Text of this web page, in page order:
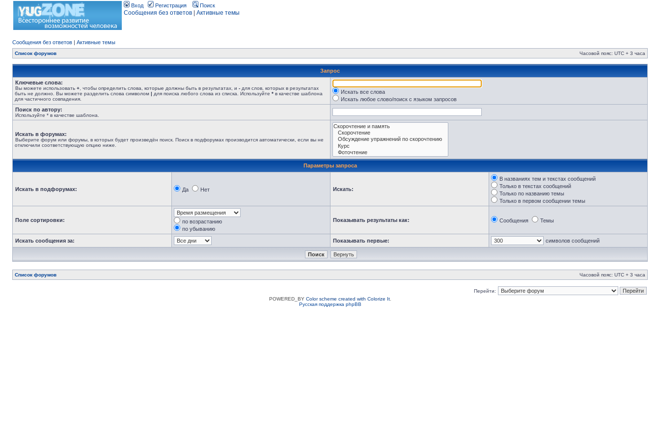
Вход Регистрация Поиск
Сообщения без ответов Активные темы
Сообщения без ответов | Активные темы
Список форумов Часовой пояс: UTC + 3 часа
Запрос
Ключевые слова:
Вы можете использовать + , чтобы определить слова, которые должны быть в результатах, и - для слов, которых в результатах
быть не должно. Вы можете разделить слова символом | для поиска любого слова из списка. Используйте * в качестве шаблона
для частичного совпадения.
Искать все слова
Искать любое слово/поиск с языком запросов
Поиск по автору:
Используйте * в качестве шаблона.
Искать в форумах:
Выберите форум или форумы, в которых будет произведён поиск. Поиск в подфорумах производится автоматически, если вы не
отключили соответствующую опцию ниже.
Параметры запроса
Искать в подфорумах: Да Нет Искать:
В названиях тем и текстах сообщений
Только в текстах сообщений
Только по названию темы
Только в первом сообщении темы
Поле сортировки:
по возрастанию
по убыванию
Показывать результаты как: Сообщения Темы
Искать сообщения за: Показывать первые: символов сообщений
Список форумов Часовой пояс: UTC + 3 часа
Перейти:
POWERED_BY Color scheme created with Colorize It.
Русская поддержка phpBB